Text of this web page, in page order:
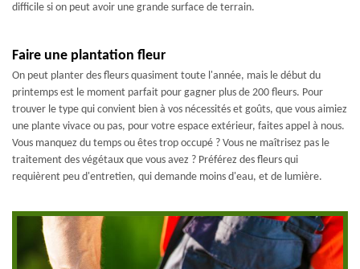
difficile si on peut avoir une grande surface de terrain.
Faire une plantation fleur
On peut planter des fleurs quasiment toute l'année, mais le début du
printemps est le moment parfait pour gagner plus de 200 fleurs. Pour
trouver le type qui convient bien à vos nécessités et goûts, que vous aimiez
une plante vivace ou pas, pour votre espace extérieur, faites appel à nous.
Vous manquez du temps ou êtes trop occupé ? Vous ne maîtrisez pas le
traitement des végétaux que vous avez ? Préférez des fleurs qui
requièrent peu d'entretien, qui demande moins d'eau, et de lumière.